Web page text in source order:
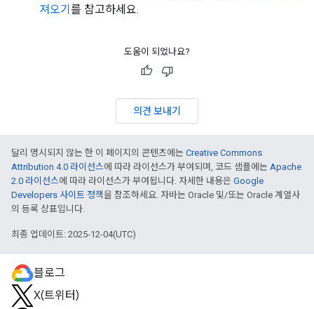
져오기 를 참고하세요.
도움이 되었나요?
의견 보내기
달리 명시되지 않는 한 이 페이지의 콘텐츠에는 Creative Commons
Attribution 4.0 라이선스에 따라 라이선스가 부여되며, 코드 샘플에는 Apache
2.0 라이선스에 따라 라이선스가 부여됩니다. 자세한 내용은 Google
Developers 사이트 정책을 참조하세요. 자바는 Oracle 및/또는 Oracle 계열사
의 등록 상표입니다.
최종 업데이트: 2025-12-04(UTC)
블로그
X(트위터)